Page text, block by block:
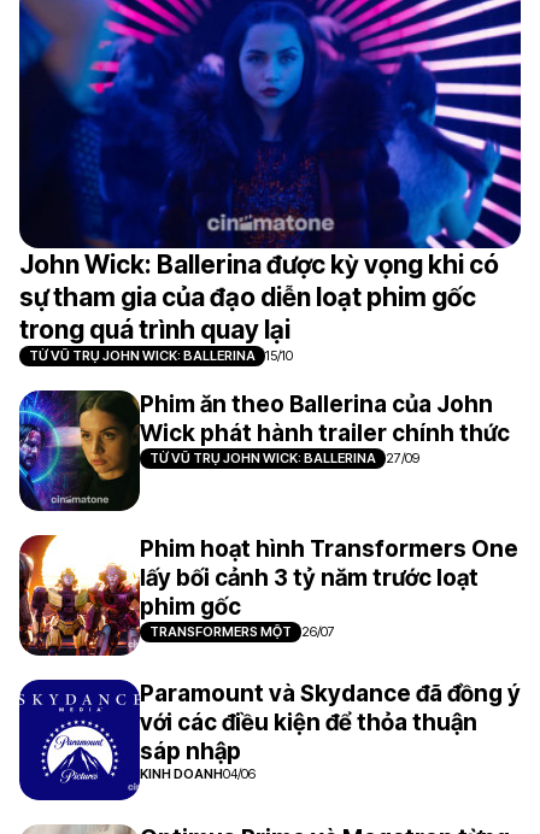
John Wick: Ballerina được kỳ vọng khi có
sự tham gia của đạo diễn loạt phim gốc
trong quá trình quay lại
TỪ VŨ TRỤ JOHN WICK: BALLERINA 15/10
Phim ăn theo Ballerina của John
Wick phát hành trailer chính thức
TỪ VŨ TRỤ JOHN WICK: BALLERINA 27/09
Phim hoạt hình Transformers One
lấy bối cảnh 3 tỷ năm trước loạt
phim gốc
TRANSFORMERS MỘT 26/07
Paramount và Skydance đã đồng ý
với các điều kiện để thỏa thuận
sáp nhập
KINH DOANH04/06